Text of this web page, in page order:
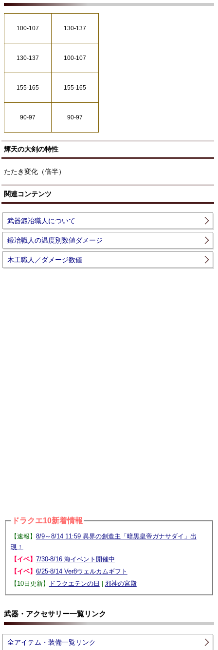
100-107 130-137
130-137 100-107
155-165 155-165
90-97 90-97
輝天の大剣の特性
たたき変化（倍半）
関連コンテンツ
武器鍛冶職人について
鍛冶職人の温度別数値ダメージ
木工職人／ダメージ数値
ドラクエ10新着情報
【速報】 8/9～8/14 11:59 異界の創造主「暗黒皇帝ガナサダイ」出
現！
【イベ】 7/30-8/16 海イベント開催中
【イベ】 6/25-8/14 Ver8ウェルカムギフト
【10日更新】
ドラクエテンの日 | 邪神の宮殿
武器・アクセサリー一覧リンク
全アイテム・装備一覧リンク